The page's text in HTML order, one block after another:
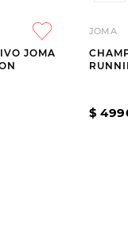
JOMA
JOMA
$